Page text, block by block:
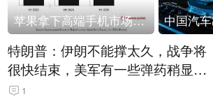
苹果拿下高端手机市场65%的份额：iPhone 17系列功不可没
特朗普：伊朗不能撑太久，战争将
很快结束，美军有一些弹药稍显紧
张！伊朗公布拟议的海峡管理文本
1